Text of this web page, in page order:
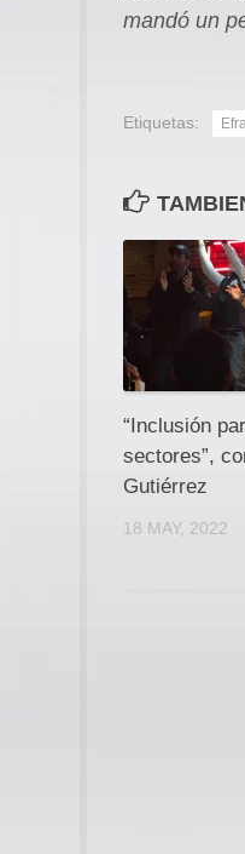
mandó un
Etiquetas:
“Inclusión
sectores”,
Gutiérrez
18 MAY, 2022